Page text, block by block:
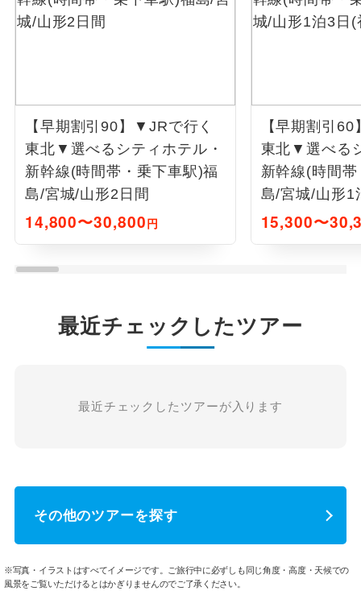
【早期割引90】▼JRで行く
東北▼選べるシティホテル・
新幹線(時間帯・乗下車駅)福
島/宮城/山形2日間
14,800〜30,800円
【早期割引
東北▼選べる
新幹線(時間
島/宮城/山形1
15,300〜
最近チェックしたツアー
最近チェックしたツアーが入ります
その他のツアーを探す
※写真・イラストはすべてイメージです。ご旅行中に必ずしも同じ角度・高度・天候での
風景をご覧いただけるとはかぎりませんのでご了承ください。